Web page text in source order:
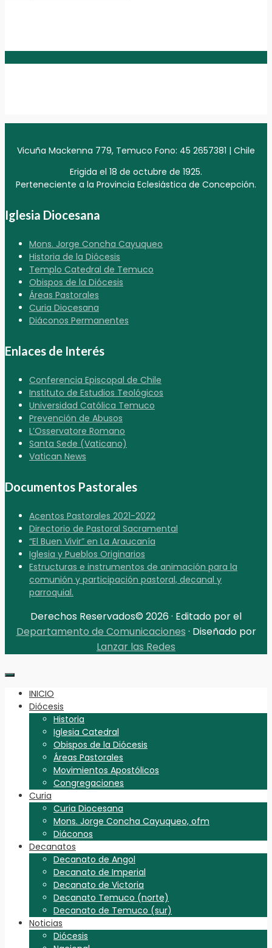
Vicuña Mackenna 779, Temuco Fono: 45 2657381 | Chile
Erigida el 18 de octubre de 1925.
Perteneciente a la Provincia Eclesiástica de Concepción.
Iglesia Diocesana
Mons. Jorge Concha Cayuqueo
Historia de la Diócesis
Templo Catedral de Temuco
Obispos de la Diócesis
Áreas Pastorales
Curia Diocesana
Diáconos Permanentes
Enlaces de Interés
Conferencia Episcopal de Chile
Instituto de Estudios Teológicos
Universidad Católica Temuco
Prevención de Abusos
L’Osservatore Romano
Santa Sede (Vaticano)
Vatican News
Documentos Pastorales
Acentos Pastorales 2021-2022
Directorio de Pastoral Sacramental
“El Buen Vivir” en La Araucanía
Iglesia y Pueblos Originarios
Estructuras e instrumentos de animación para la
comunión y participación pastoral, decanal y
parroquial.
Derechos Reservados© 2026 · Editado por el
Departamento de Comunicaciones · Diseñado por
Lanzar las Redes
INICIO
Diócesis
Historia
Iglesia Catedral
Obispos de la Diócesis
Áreas Pastorales
Movimientos Apostólicos
Congregaciones
Curia
Curia Diocesana
Mons. Jorge Concha Cayuqueo, ofm
Diáconos
Decanatos
Decanato de Angol
Decanato de Imperial
Decanato de Victoria
Decanato Temuco (norte)
Decanato de Temuco (sur)
Noticias
Diócesis